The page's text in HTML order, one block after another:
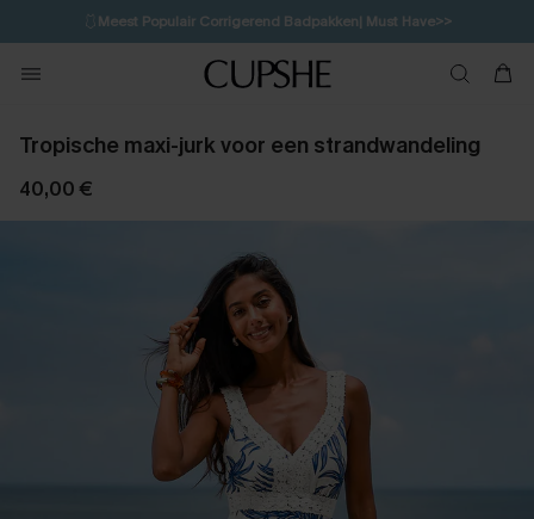
🩱Meest Populair Corrigerend Badpakken| Must Have>>
💌Abonneer je & ontvang tot 15% korting>>
Koop 3, krijg 15% korting | CODE: SW15 12H:26M:17S
Tropische maxi-jurk voor een strandwandeling
40,00 €